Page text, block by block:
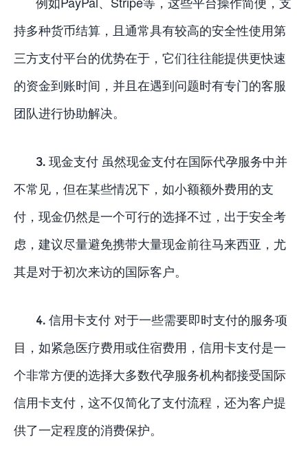
持多种货币结算，且通常具有较高的安全性使用第
三方支付平台的优势在于，它们往往能提供更快速
的资金到账时间，并且在遇到问题时有专门的客服
团队进行协助解决。
3. 现金支付 虽然现金支付在国际代孕服务中并
不常见，但在某些情况下，如小额额外费用的支
付，现金仍然是一个可行的选择不过，出于安全考
虑，建议尽量避免携带大量现金前往马来西亚，尤
其是对于初次来访的国际客户。
4. 信用卡支付 对于一些需要即时支付的服务项
目，如紧急医疗费用或住宿费用，信用卡支付是一
个非常方便的选择大多数代孕服务机构都接受国际
信用卡支付，这不仅简化了支付流程，还为客户提
供了一定程度的消费保护。